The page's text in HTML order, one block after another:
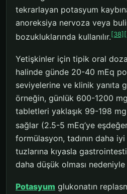
tekrarlayan potasyum
anoreksiya nervoza veya
bozukluklarında kullanılır.[38]
Yetişkinler için tipik oral
halinde günde 20-40 mEq
seviyelerine ve klinik yanıta
örneğin, günlük 600-1200 mg
tabletleri yaklaşık 99-198
sağlar (2.5-5 mEq’ye
formülasyon, tadının daha iyi
tuzlarına kıyasla
daha düşük olması
Potasyum glukonatın